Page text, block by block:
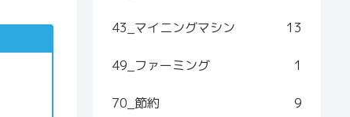
43_マイニングマシン 13
49_ファーミング 1
70_節約 9